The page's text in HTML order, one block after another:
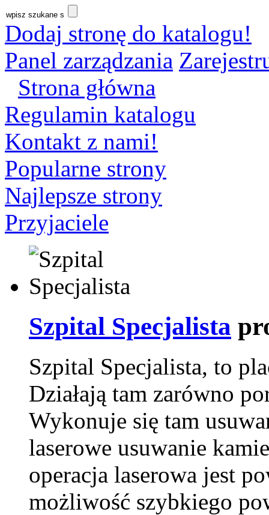
Dodaj stronę do katalogu!
Panel zarządzania
Strona główna
Regulamin katalogu
Kontakt z nami!
Popularne strony
Najlepsze strony
Przyjaciele
Szpital Specjalista
Szpital Specjalista, to
Działają tam zarówno
Wykonuje się tam
laserowe usuwanie
operacja laserowa jest
możliwość szybkiego